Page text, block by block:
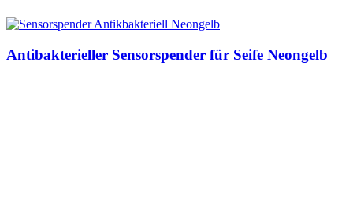
Antibakterieller Sensorspender für Seife Neongelb